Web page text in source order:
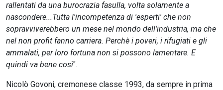
rallentati da una burocrazia fasulla, volta solamente a
nascondere...Tutta l'incompetenza di 'esperti' che non
sopravviverebbero un mese nel mondo dell'industria, ma che
nel non profit fanno carriera. Perchè i poveri, i rifugiati e gli
ammalati, per loro fortuna non si possono lamentare. E
quindi va bene così".
Nicolò Govoni, cremonese classe 1993, da sempre in prima